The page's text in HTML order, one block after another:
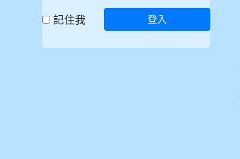
記住我 登入